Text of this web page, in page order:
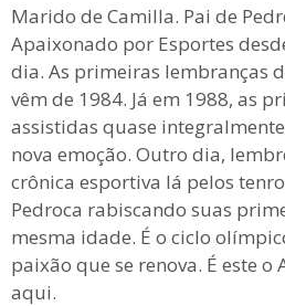
Marido de Camilla. Pai de
Apaixonado por Esportes
dia. As primeiras lembranças
vêm de 1984. Já em 1988, as
assistidas quase
nova emoção. Outro dia,
crônica esportiva lá pelos
Pedroca rabiscando suas
mesma idade. É o ciclo
paixão que se renova. É este o
aqui.